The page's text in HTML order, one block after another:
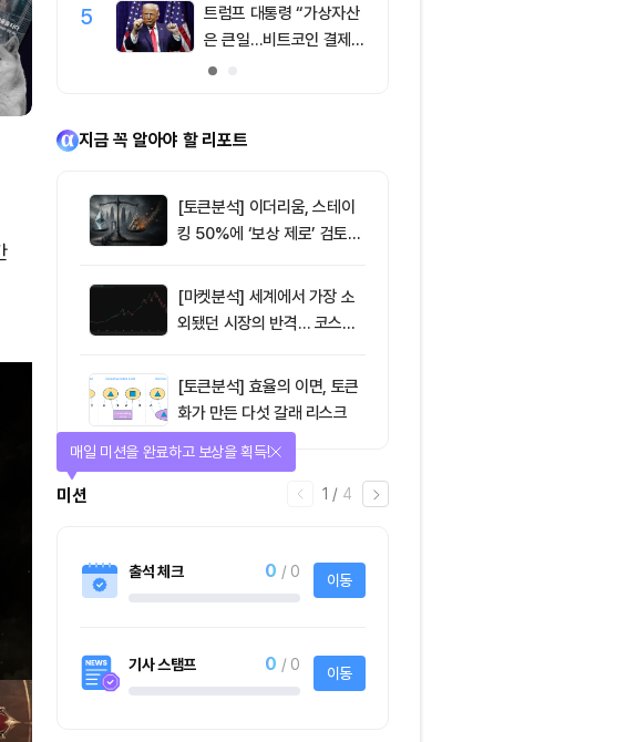
5
트럼프 대통령 “가상자산
은 큰일…비트코인 결제
늘어”
지금 꼭 알아야 할 리포트
[토큰분석] 이더리움, 스테이
킹 50%에 ‘보상 제로’ 검토…
역행인가
[마켓분석] 세계에서 가장 소
외됐던 시장의 반격… 코스피
[토큰분석] 효율의 이면, 토큰
화가 만든 다섯 갈래 리스크
1 / 4
미션
매일 미션을 완료하고 보상을 획득!
출석 체크 0 / 0 이동
기사 스탬프 0 / 0 이동